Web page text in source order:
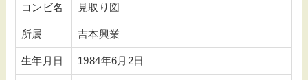
コンビ名 見取り図
所属 吉本興業
生年月日 1984年6月2日